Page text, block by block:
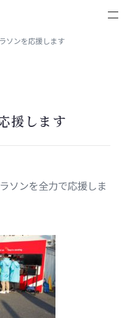
ソンを応援します
援します
ソンを全力で応援しま